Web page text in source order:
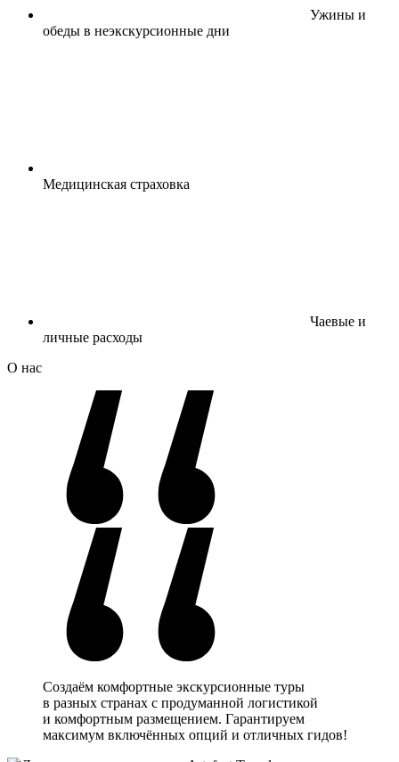
Ужины и
обеды в неэкскурсионные дни
Медицинская страховка
Чаевые и
личные расходы
О нас
Создаём комфортные экскурсионные туры
в разных странах с продуманной логистикой
и комфортным размещением. Гарантируем
максимум включённых опций и отличных гидов!